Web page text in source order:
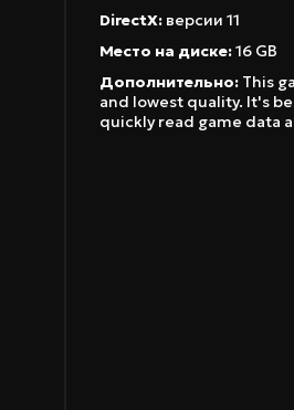
DirectX: версии 11
Место на диске:16 GB
Дополнительно: This
and lowest quality. It's
quickly read game data